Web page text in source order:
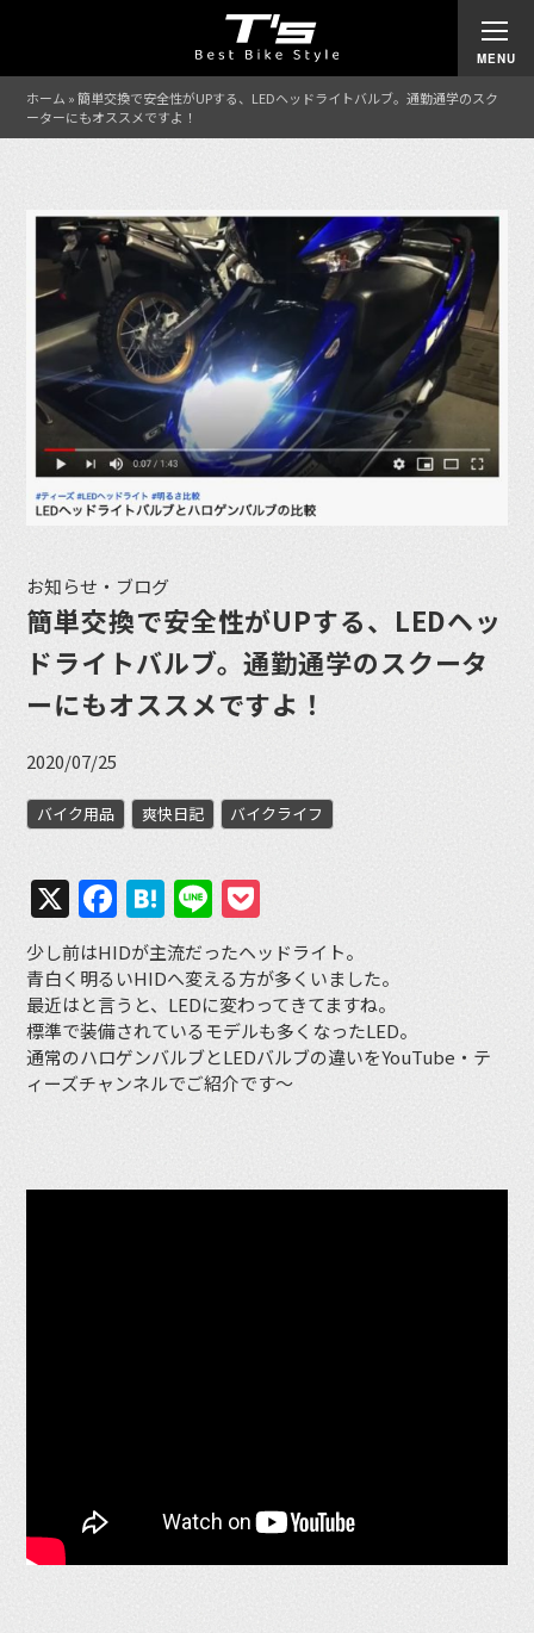
ホーム »簡単交換で安全性がUPする、LEDヘッドライトバルブ。通勤通学のスク
ーターにもオススメですよ！
お知らせ・ブログ
簡単交換で安全性がUPする、LEDヘッ
ドライトバルブ。通勤通学のスクータ
ーにもオススメですよ！
2020/07/25
バイク用品 爽快日記 バイクライフ
X Facebook
Hatena
Line
少し前はHIDが主流だったヘッドライト。
青白く明るいHIDへ変える方が多くいました。
最近はと言うと、LEDに変わってきてますね。
標準で装備されているモデルも多くなったLED。
通常のハロゲンバルブとLEDバルブの違いをYouTube・テ
ィーズチャンネルでご紹介です〜